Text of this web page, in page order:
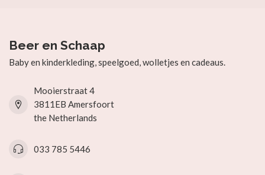
Beer en Schaap
Baby en kinderkleding, speelgoed, wolletjes en cadeaus.
Mooierstraat 4
3811EB Amersfoort
the Netherlands
033 785 5446